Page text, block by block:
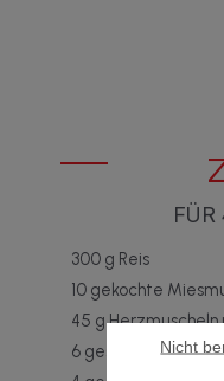
FÜR
300 g Reis
10 gekochte
45 g Herzmuscheln
6 geschälteNicht